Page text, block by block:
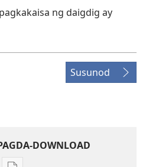
ng daigdig ay
Susunod
DOWNLOAD